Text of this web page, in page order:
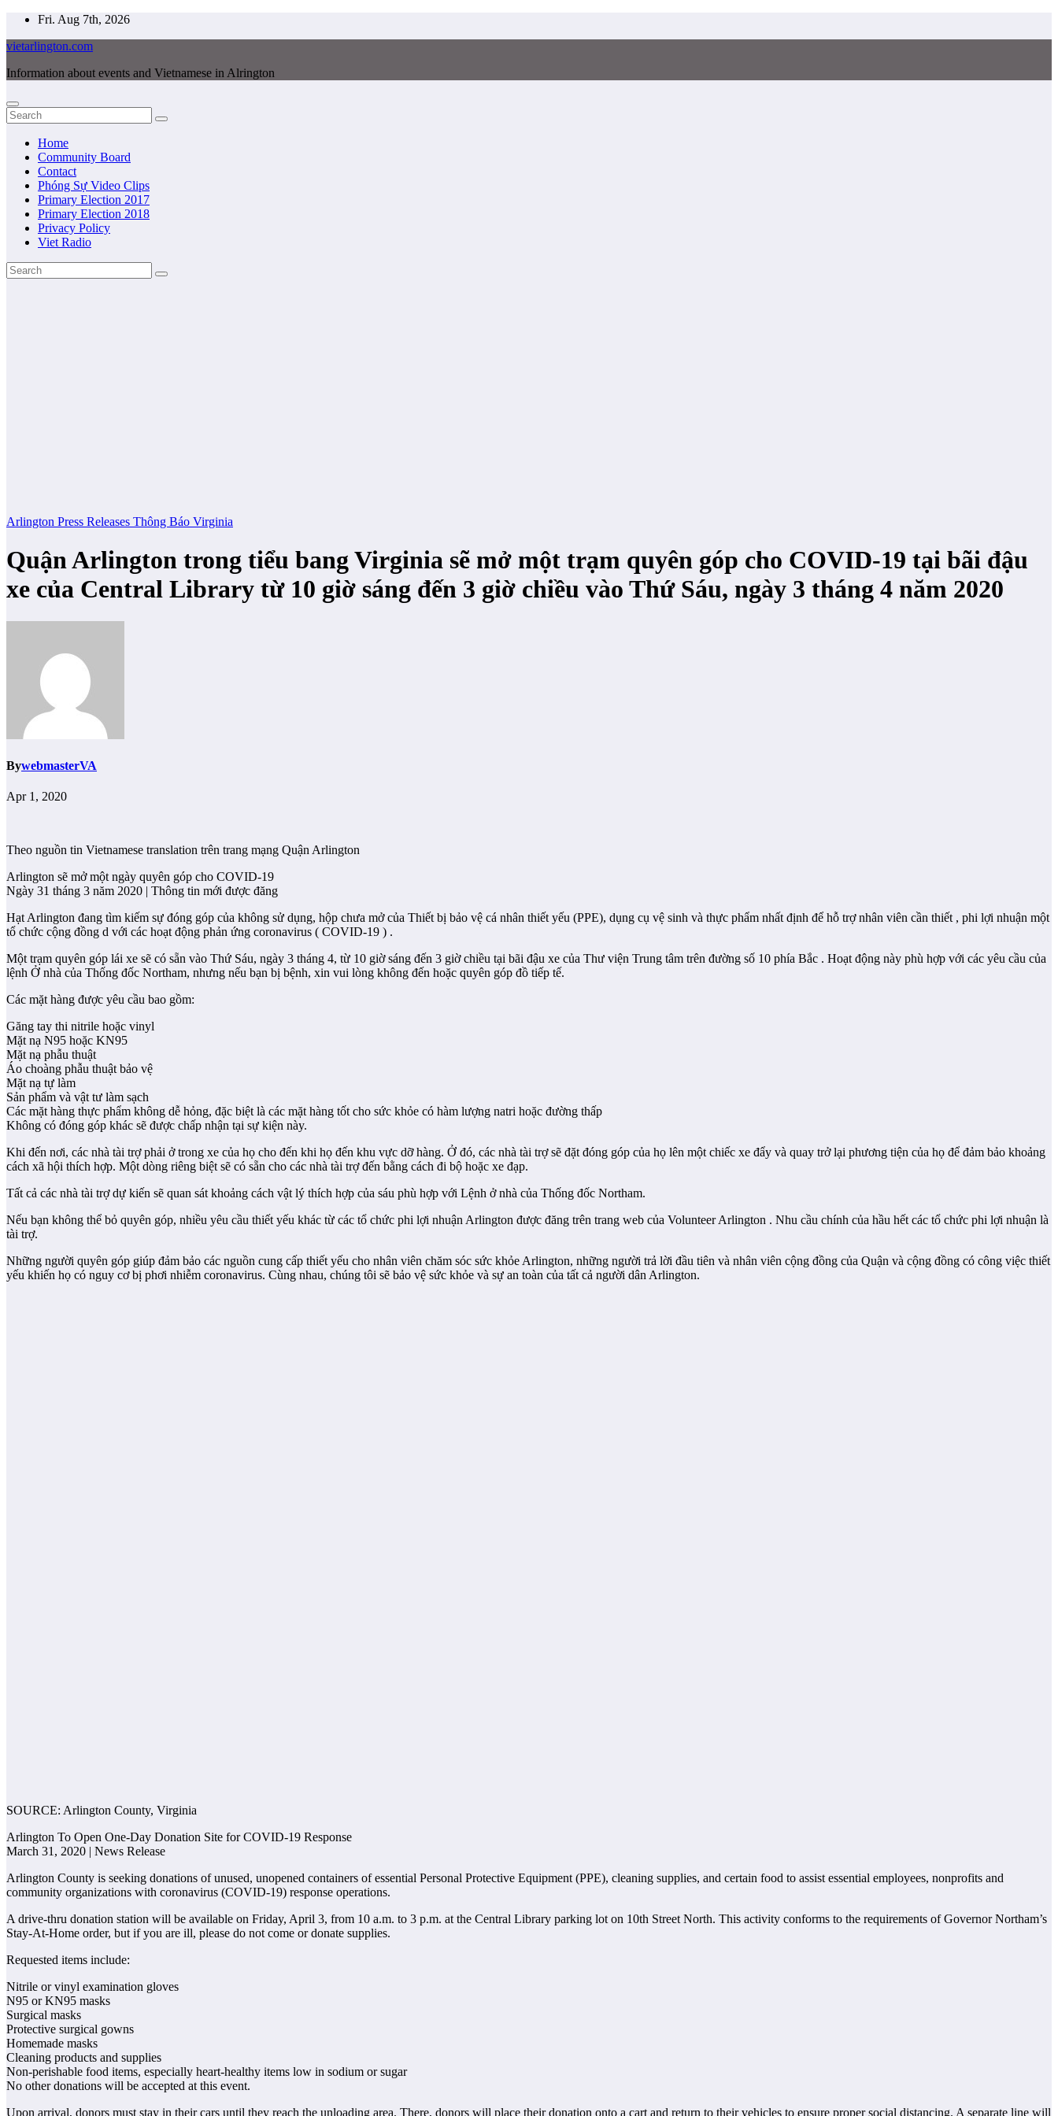
Skip
content
Fri. Aug 7th, 2026
vietarlington.com
Information about events and Vietnamese in Alrington
Home
Community Board
Contact
Phóng Sự Video Clips
Primary Election 2017
Primary Election 2018
Privacy Policy
Viet Radio
Arlington Press Releases Thông Báo Virginia
Quận Arlington trong tiểu bang Virginia sẽ mở một trạm quyên góp cho COVID-19 tại bãi đậu
xe của Central Library từ 10 giờ sáng đến 3 giờ chiều vào Thứ Sáu, ngày 3 tháng 4 năm 2020
BywebmasterVA
Apr 1, 2020
Theo nguồn tin Vietnamese translation trên trang mạng Quận Arlington
Arlington sẽ mở một ngày quyên góp cho COVID-19
Ngày 31 tháng 3 năm 2020 | Thông tin mới được đăng
Hạt Arlington đang tìm kiếm sự đóng góp của không sử dụng, hộp chưa mở của Thiết bị bảo vệ cá nhân thiết yếu (PPE), dụng cụ vệ sinh và thực phẩm nhất định để hỗ trợ nhân viên cần thiết , phi lợi nhuận một
tổ chức cộng đồng d với các hoạt động phản ứng coronavirus ( COVID-19 ) .
Một trạm quyên góp lái xe sẽ có sẵn vào Thứ Sáu, ngày 3 tháng 4, từ 10 giờ sáng đến 3 giờ chiều tại bãi đậu xe của Thư viện Trung tâm trên đường số 10 phía Bắc . Hoạt động này phù hợp với các yêu cầu của
lệnh Ở nhà của Thống đốc Northam, nhưng nếu bạn bị bệnh, xin vui lòng không đến hoặc quyên góp đồ tiếp tế.
Các mặt hàng được yêu cầu bao gồm:
Găng tay thi nitrile hoặc vinyl
Mặt nạ N95 hoặc KN95
Mặt nạ phẫu thuật
Áo choàng phẫu thuật bảo vệ
Mặt nạ tự làm
Sản phẩm và vật tư làm sạch
Các mặt hàng thực phẩm không dễ hỏng, đặc biệt là các mặt hàng tốt cho sức khỏe có hàm lượng natri hoặc đường thấp
Không có đóng góp khác sẽ được chấp nhận tại sự kiện này.
Khi đến nơi, các nhà tài trợ phải ở trong xe của họ cho đến khi họ đến khu vực dỡ hàng. Ở đó, các nhà tài trợ sẽ đặt đóng góp của họ lên một chiếc xe đẩy và quay trở lại phương tiện của họ để đảm bảo khoảng
cách xã hội thích hợp. Một dòng riêng biệt sẽ có sẵn cho các nhà tài trợ đến bằng cách đi bộ hoặc xe đạp.
Tất cả các nhà tài trợ dự kiến ​​sẽ quan sát khoảng cách vật lý thích hợp của sáu phù hợp với Lệnh ở nhà của Thống đốc Northam.
Nếu bạn không thể bỏ quyên góp, nhiều yêu cầu thiết yếu khác từ các tổ chức phi lợi nhuận Arlington được đăng trên trang web của Volunteer Arlington . Nhu cầu chính của hầu hết các tổ chức phi lợi nhuận là
tài trợ.
Những người quyên góp giúp đảm bảo các nguồn cung cấp thiết yếu cho nhân viên chăm sóc sức khỏe Arlington, những người trả lời đầu tiên và nhân viên cộng đồng của Quận và cộng đồng có công việc thiết
yếu khiến họ có nguy cơ bị phơi nhiễm coronavirus. Cùng nhau, chúng tôi sẽ bảo vệ sức khỏe và sự an toàn của tất cả người dân Arlington.
SOURCE: Arlington County, Virginia
Arlington To Open One-Day Donation Site for COVID-19 Response
March 31, 2020 | News Release
Arlington County is seeking donations of unused, unopened containers of essential Personal Protective Equipment (PPE), cleaning supplies, and certain food to assist essential employees, nonprofits and
community organizations with coronavirus (COVID-19) response operations.
A drive-thru donation station will be available on Friday, April 3, from 10 a.m. to 3 p.m. at the Central Library parking lot on 10th Street North. This activity conforms to the requirements of Governor Northam’s
Stay-At-Home order, but if you are ill, please do not come or donate supplies.
Requested items include:
Nitrile or vinyl examination gloves
N95 or KN95 masks
Surgical masks
Protective surgical gowns
Homemade masks
Cleaning products and supplies
Non-perishable food items, especially heart-healthy items low in sodium or sugar
No other donations will be accepted at this event.
Upon arrival, donors must stay in their cars until they reach the unloading area. There, donors will place their donation onto a cart and return to their vehicles to ensure proper social distancing. A separate line will